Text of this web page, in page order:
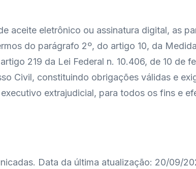
aceite eletrônico ou assinatura digital, as
do parágrafo 2º, do artigo 10, da
219 da Lei Federal n. 10.406, de 10 de
Civil, constituindo obrigações válidas e
extrajudicial, para todos os fins e
Data da última atualização: 20/09/